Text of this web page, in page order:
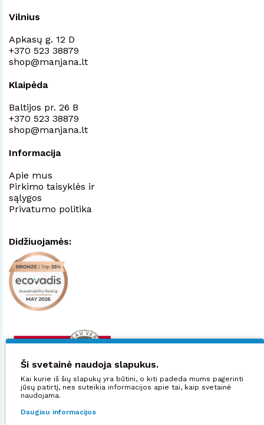
Vilnius
Apkasų g. 12 D
+370 523 38879
shop@manjana.lt
Klaipėda
Baltijos pr. 26 B
+370 523 38879
shop@manjana.lt
Informacija
Apie mus
Pirkimo taisyklės ir
sąlygos
Privatumo politika
Didžiuojamės:
Ši svetainė naudoja slapukus.
Kai kurie iš šių slapukų yra būtini, o kiti padeda mums pagerinti
jūsų patirtį, nes suteikia informacijos apie tai, kaip svetainė
naudojama.
Daugiau informacijos